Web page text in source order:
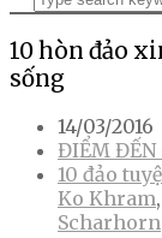
10 hòn đảo
sống
14/03/2016
ĐIỂM ĐẾN
10 đảo
Ko Khram,
Scharhorn